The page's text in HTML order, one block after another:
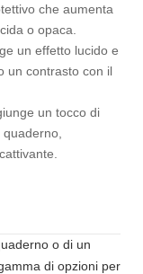
che aumenta
o opaca.
un effetto lucido e
un contrasto con il
un tocco di
o di un
di opzioni per